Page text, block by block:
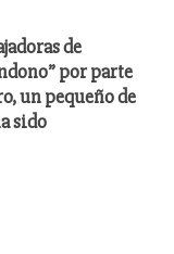
de
por parte
un pequeño de
sido